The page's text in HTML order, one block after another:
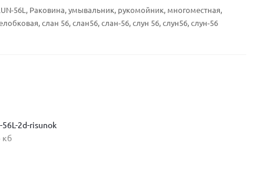
56L, Раковина, умывальник, рукомойник, многоместная,
слан 56, слан56, слан-56, слун 56, слун56, слун-56
56L-2d-risunok
кб